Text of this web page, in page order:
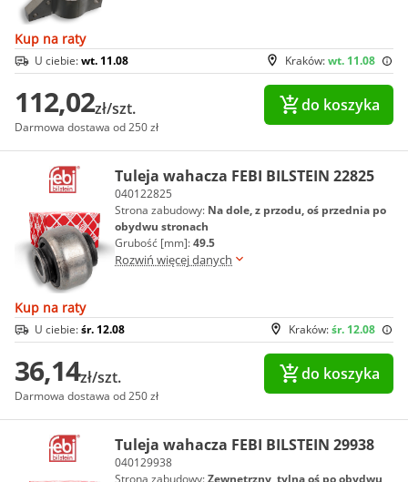
Kup na raty
Kraków:wt. 11.08
U ciebie:wt. 11.08
112,02zł/szt.
Darmowa dostawa od 250 zł
do koszyka
Tuleja wahacza FEBI BILSTEIN 22825
040122825
Strona zabudowy: Na dole, z przodu, oś przednia po
obydwu stronach
Grubość [mm]:49.5
Rozwiń więcej danych
Kup na raty
Kraków:śr. 12.08
U ciebie:śr. 12.08
36,14zł/szt.
Darmowa dostawa od 250 zł
do koszyka
Tuleja wahacza FEBI BILSTEIN 29938
040129938
Strona zabudowy:Zewnętrzny, tylna oś po obydwu